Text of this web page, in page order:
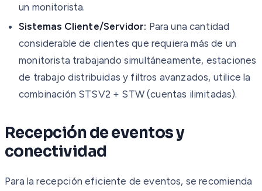
un monitorista.
Sistemas Cliente/Servidor: Para una cantidad
considerable de clientes que requiera más de un
monitorista trabajando simultáneamente, estaciones
de trabajo distribuidas y filtros avanzados, utilice la
combinación STSV2 + STW (cuentas ilimitadas).
Recepción de eventos y
conectividad
Para la recepción eficiente de eventos, se recomienda